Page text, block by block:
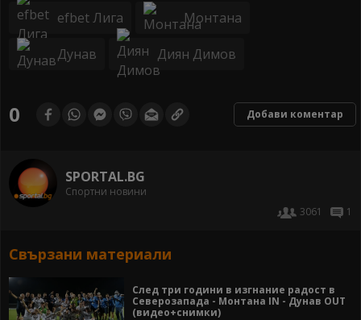
efbet Лига Монтана
Дунав Диян Димов
0 Добави коментар
SPORTAL.BG
Спортни новини
3061
1
Свързани материали
След три години в изгнание радост в
Северозапада - Монтана IN - Дунав OUT
(видео+снимки)